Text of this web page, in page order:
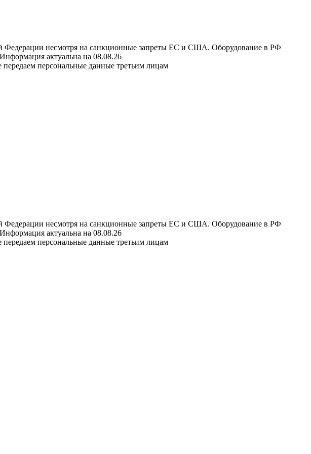
Федерации несмотря на санкционные запреты ЕС и США. Оборудование в РФ
актуальна на 08.08.26
персональные данные третьим лицам
Федерации несмотря на санкционные запреты ЕС и США. Оборудование в РФ
актуальна на 08.08.26
персональные данные третьим лицам